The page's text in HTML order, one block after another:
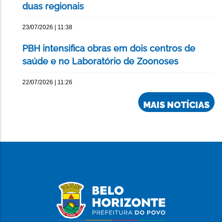
duas regionais
23/07/2026 | 11:38
PBH intensifica obras em dois centros de
saúde e no Laboratório de Zoonoses
22/07/2026 | 11:26
MAIS NOTÍCIAS